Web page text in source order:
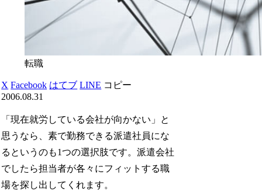
転職
X Facebook はてブ LINE コピー
2006.08.31
「現在就労している会社が向かない」と
思うなら、素で勤務できる派遣社員にな
るというのも1つの選択肢です。派遣会社
でしたら担当者が各々にフィットする職
場を探し出してくれます。